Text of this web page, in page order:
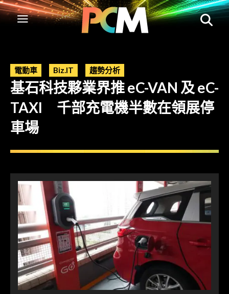
電動車 Biz.IT 趨勢分析
基石科技夥業界推 eC-VAN 及 eC-
TAXI 千部充電機半數在領展停
車場